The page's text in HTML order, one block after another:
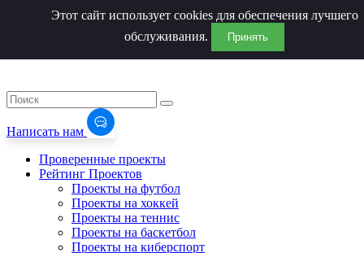
Написать нам
Проверенные проекты
Рейтинг Проектов
Проекты на футбол
Проекты на хоккей
Проекты на теннис
Проекты на баскетбол
Проекты на киберспорт
Этот сайт использует cookies для обеспечения лучшего
обслуживания.
Принять